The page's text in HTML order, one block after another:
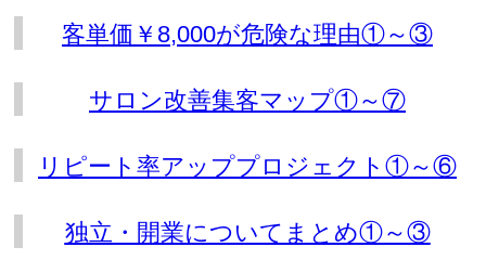
客単価￥8,000が危険な理由①～③
サロン改善集客マップ①～⑦
リピート率アッププロジェクト①～⑥
独立・開業についてまとめ①～③